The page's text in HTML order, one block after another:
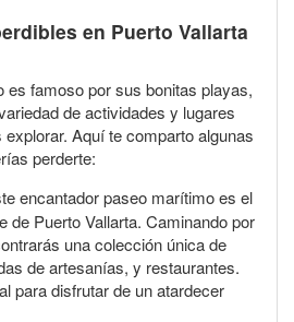
en Puerto Vallarta
es famoso por sus bonitas playas,
de actividades y lugares
Aquí te comparto algunas
perderte:
encantador paseo marítimo es el
de Puerto Vallarta. Caminando por
una colección única de
de artesanías, y restaurantes.
para disfrutar de un atardecer